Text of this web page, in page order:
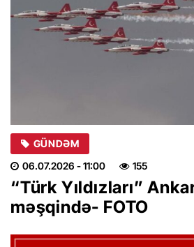
GÜNDƏM
06.07.2026 - 11:00 155
“Türk Yıldızları”
məşqində- FOTO